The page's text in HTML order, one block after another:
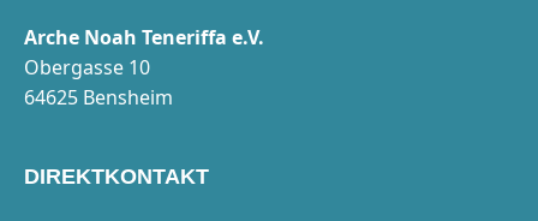
Arche Noah Teneriffa e.V.
Obergasse 10
64625 Bensheim
DIREKTKONTAKT